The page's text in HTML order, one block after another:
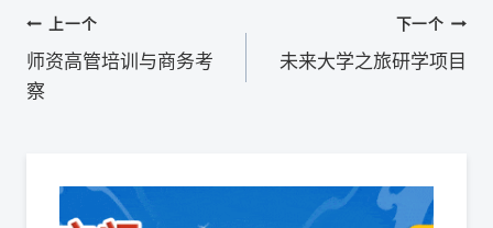
Post
Navigation
上一个
师资高管培训与商务考
察
下一个
未来大学之旅研学项目